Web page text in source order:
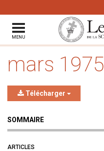
MENU
mars 1975
Télécharger
SOMMAIRE
ARTICLES